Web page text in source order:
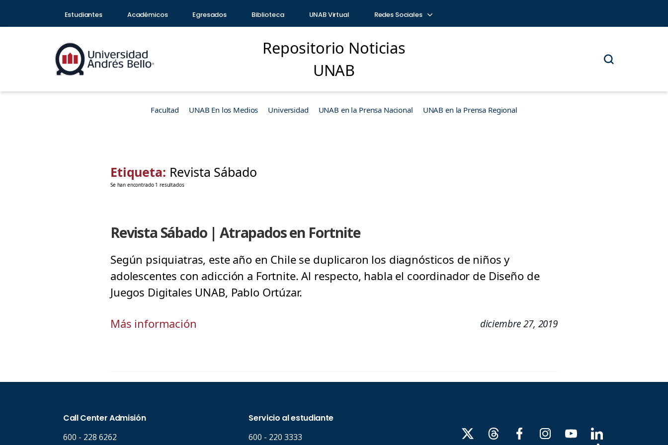
Estudiantes Académicos Egresados Biblioteca UNAB Virtual Redes Sociales
Repositorio Noticias
UNAB
Facultad UNAB En los Medios Universidad UNAB en la Prensa Nacional UNAB en la Prensa Regional
Etiqueta: Revista Sábado
Se han encontrado 1 resultados
Revista Sábado | Atrapados en Fortnite
Según psiquiatras, este año en Chile se duplicaron los diagnósticos de niños y
adolescentes con adicción a Fortnite. Al respecto, habla el coordinador de Diseño de
Juegos Digitales UNAB, Pablo Ortúzar.
Más información diciembre 27, 2019